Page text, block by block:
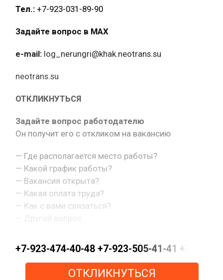
Тел.: +7-923-031-89-90
Задайте вопрос в MAX
e-mail: log_nerungri@khak.neotrans.su
neotrans.su
ОТКЛИКНУТЬСЯ
Задайте вопрос работодателю
Он получит его с откликом на вакансию
— Где располагается место работы?
— Какой график работы?
— Вакансия открыта?
— Какая оплата труда?
— Как с вами связаться?
+7-923-474-40-48 +7-923-505-41-41 +7-923-
ОТКЛИКНУТЬСЯ